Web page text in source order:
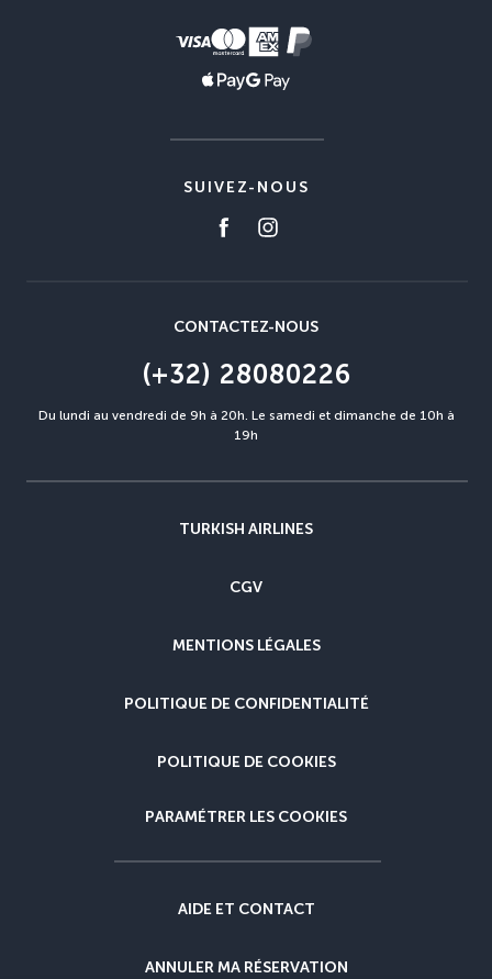
SUIVEZ-NOUS
CONTACTEZ-NOUS
(+32) 28080226
Du lundi au vendredi de 9h à 20h. Le samedi et dimanche de 10h à
19h
TURKISH AIRLINES
CGV
MENTIONS LÉGALES
POLITIQUE DE CONFIDENTIALITÉ
POLITIQUE DE COOKIES
PARAMÉTRER LES COOKIES
AIDE ET CONTACT
ANNULER MA RÉSERVATION